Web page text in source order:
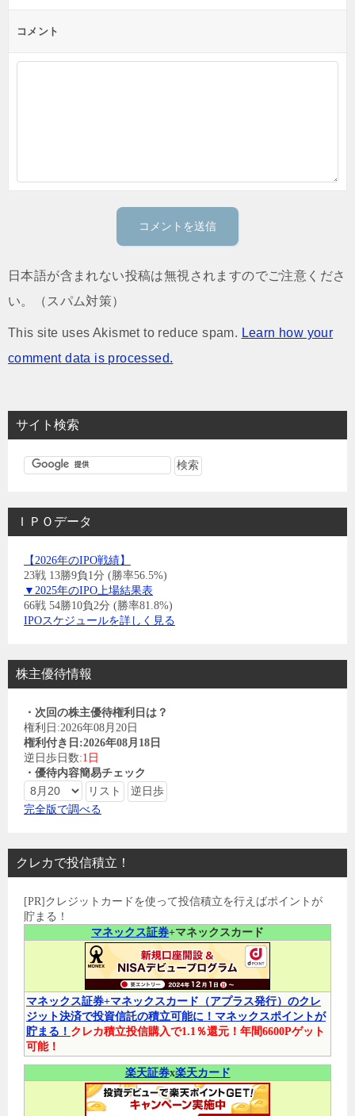
コメント
日本語が含まれない投稿は無視されますのでご注意くださ
い。（スパム対策）
This site uses Akismet to reduce spam. Learn how your
comment data is processed.
サイト検索
ＩＰＯデータ
【2026年のIPO戦績】
23戦 13勝9負1分 (勝率56.5%)
▼2025年のIPO上場結果表
66戦 54勝10負2分 (勝率81.8%)
IPOスケジュールを詳しく見る
株主優待情報
・次回の株主優待権利日は？
権利日:2026年08月20日
権利付き日:2026年08月18日
逆日歩日数:1日
・優待内容簡易チェック
完全版で調べる
クレカで投信積立！
[PR]クレジットカードを使って投信積立を行えばポイントが
貯まる！
マネックス証券+マネックスカード
マネックス証券+マネックスカード（アプラス発行）のクレ
ジット決済で投資信託の積立可能に！マネックスポイントが
貯まる！ クレカ積立投信購入で1.1％還元！年間6600Pゲット
可能！
楽天証券x楽天カード